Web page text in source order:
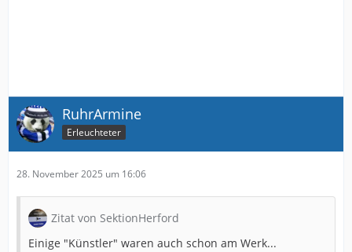
RuhrArmine
Erleuchteter
28. November 2025 um 16:06
Zitat von SektionHerford
Einige "Künstler" waren auch schon am Werk...